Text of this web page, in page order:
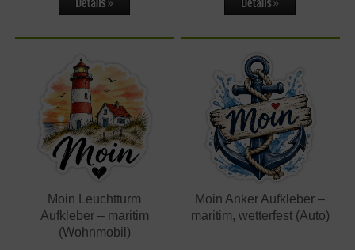
Moin Leuchtturm
Aufkleber – maritim
(Wohnmobil)
Moin Anker Aufkleber –
maritim, wetterfest (Auto)